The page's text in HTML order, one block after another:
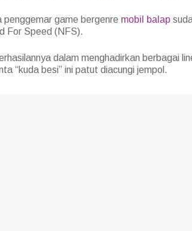
penggemar game bergenre mobil balap
For Speed (NFS).
dalam menghadirkan berbagai
“kuda besi” ini patut diacungi jempol.